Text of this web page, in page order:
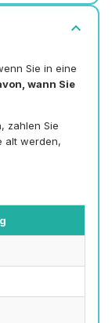
expand_more
Sie in eine
wann Sie
zahlen Sie
alt werden,